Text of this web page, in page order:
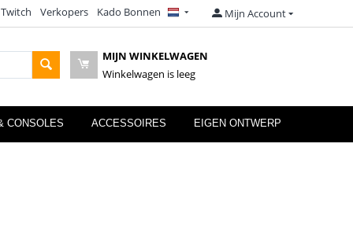
Mijn Account
Verkopers Kado Bonnen
MIJN WINKELWAGEN
Winkelwagen is leeg
CONSOLES ACCESSOIRES EIGEN ONTWERP